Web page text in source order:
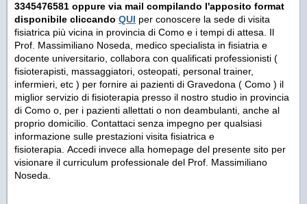
3345476581 oppure via mail compilando l'apposito format
disponibile cliccando QUI per conoscere la sede di visita
fisiatrica più vicina in provincia di Como e i tempi di attesa. Il
Prof. Massimiliano Noseda, medico specialista in fisiatria e
docente universitario, collabora con qualificati professionisti (
fisioterapisti, massaggiatori, osteopati, personal trainer,
infermieri, etc ) per fornire ai pazienti di Gravedona ( Como ) il
miglior servizio di fisioterapia presso il nostro studio in provincia
di Como o, per i pazienti allettati o non deambulanti, anche al
proprio domicilio. Contattaci senza impegno per qualsiasi
informazione sulle prestazioni visita fisiatrica e
fisioterapia. Accedi invece alla homepage del presente sito per
visionare il curriculum professionale del Prof. Massimiliano
Noseda.